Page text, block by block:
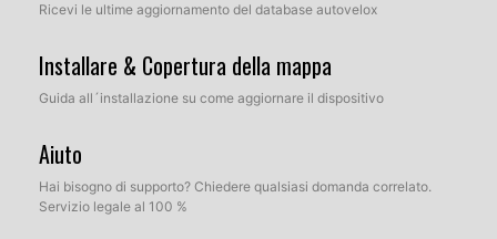
Ricevi le ultime aggiornamento del database autovelox
Installare & Copertura della mappa
Guida all´installazione su come aggiornare il dispositivo
Aiuto
Hai bisogno di supporto? Chiedere qualsiasi domanda correlato.
Servizio legale al 100 %